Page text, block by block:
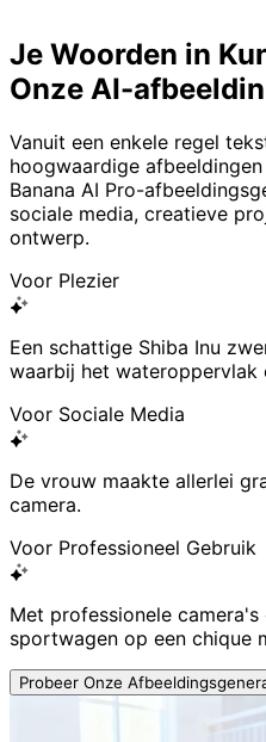
Je Woorden in
Onze AI-
Vanuit een enkele regel
hoogwaardige
Banana AI Pro-
sociale media, creatieve
ontwerp.
Voor Plezier
Een schattige Shiba Inu
waarbij het wateroppervlak
Voor Sociale Media
De vrouw maakte allerlei
camera.
Voor Professioneel Gebruik
Met professionele
sportwagen op een chique
Probeer Onze